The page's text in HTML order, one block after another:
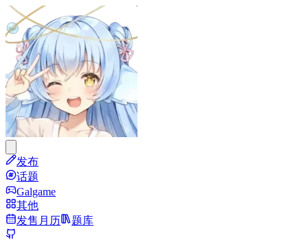
发布
话题
Galgame
其他
发售月历
题库